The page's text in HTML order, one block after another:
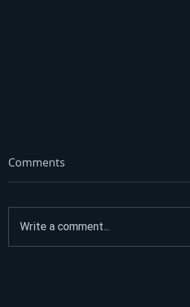
Comments
Write a comment...